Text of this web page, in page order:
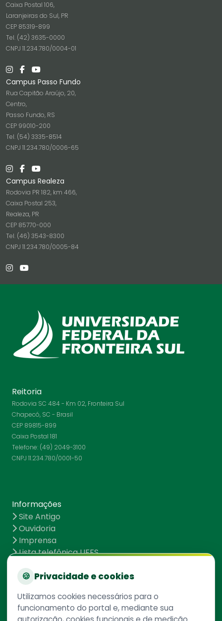
Caixa Postal 106,
Laranjeiras do Sul, PR
CEP 85319-899
Tel. (42) 3635-0000
CNPJ 11.234.780/0004-01
Campus Passo Fundo
Rua Capitão Araújo, 20,
Centro,
Passo Fundo, RS
CEP 99010-200
Tel. (54) 3335-8514
CNPJ 11.234.780/0006-65
Campus Realeza
Rodovia PR 182, km 466,
Caixa Postal 253,
Realeza, PR
CEP 85770-000
Tel. (46) 3543-8300
CNPJ 11.234.780/0005-84
Reitoria
Rodovia SC 484 - Km 02, Fronteira Sul
Chapecó, SC - Brasil
CEP 89815-899
Caixa Postal 181
Telefone: (49) 2049-3100
CNPJ 11.234.780/0001-50
Informações
Site Antigo
Ouvidoria
Imprensa
Lista telefônica UFFS
UFFS contra o Aedes
Mapa do site
🍪 Privacidade e cookies
Utilizamos cookies necessários para o
funcionamento do portal e, mediante sua